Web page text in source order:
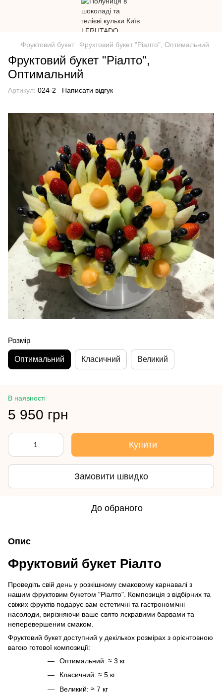
Фруктовий букет Фруктовий букет "Ріалто", Оптимальний
Фруктовий букет "Ріалто",
Оптимальний
Артикул: 024-2 Написати відгук
Розмір
Оптимальний Класичний Великий
В наявності
5 950 грн
Купити
Замовити швидко
До обраного
Опис
Фруктовий букет Ріалто
Проведіть свій день у розкішному смаковому карнавалі з
нашим фруктовим букетом "Ріалто". Композиція з відбірних та
свіжих фруктів подарує вам естетичні та гастрономічні
насолоди, вирізняючи ваше свято яскравими барвами та
неперевершеним смаком.
Фруктовий букет доступний у декількох розмірах з орієнтовною
вагою готової композиції:
Оптимальний: ≈ 3 кг
Класичний: ≈ 5 кг
Великий: ≈ 7 кг